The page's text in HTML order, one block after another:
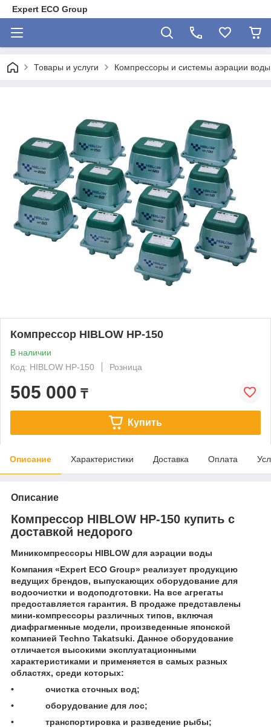
Expert ECO Group
Товары и услуги Компрессоры и системы аэрации воды
Компрессор HIBLOW HP-150
В наличии
Код: HIBLOW HP-150
Розница
505 000 ₸
Купить
Описание Характеристики Доставка Оплата
Описание
Компрессор HIBLOW HP-150 купить с
доставкой недорого
Миникомпрессоры HIBLOW для аэрации воды
Компания «Expert ECO Group» реализует продукцию
ведущих брендов, выпускающих оборудование для
водоочистки и водоподготовки. На все агрегаты
предоставляется гарантия. В продаже представлены
мини-компрессоры различных типов, включая
диафрагменные модели, произведенные японской
компанией Techno Takatsuki. Данное оборудование
отличается высокими эксплуатационными
характеристиками и применяется в самых разных
областях, среди которых:
• очистка сточных вод;
• оборудование для лос;
• транспортировка и разведение рыбы;